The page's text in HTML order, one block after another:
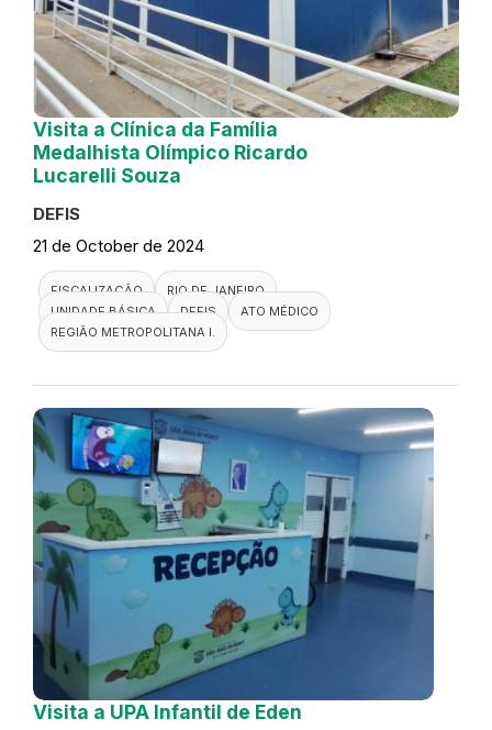
Visita a Clínica da Família
Medalhista Olímpico Ricardo
Lucarelli Souza
DEFIS
21 de October de 2024
FISCALIZAÇÃO
RIO DE JANEIRO
UNIDADE BÁSICA
DEFIS
ATO MÉDICO
REGIÃO METROPOLITANA I.
Visita a UPA Infantil de Eden